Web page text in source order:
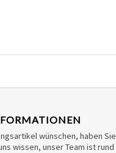
wünschen, haben Sie
wissen, unser Team ist rund